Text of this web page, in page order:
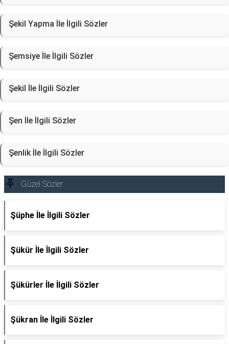
Şekil Yapma İle İlgili Sözler
Şemsiye İle İlgili Sözler
Şekil İle İlgili Sözler
Şen İle İlgili Sözler
Şenlik İle İlgili Sözler
Güzel Sözler
Şüphe İle İlgili Sözler
Şükür İle İlgili Sözler
Şükürler İle İlgili Sözler
Şükran İle İlgili Sözler